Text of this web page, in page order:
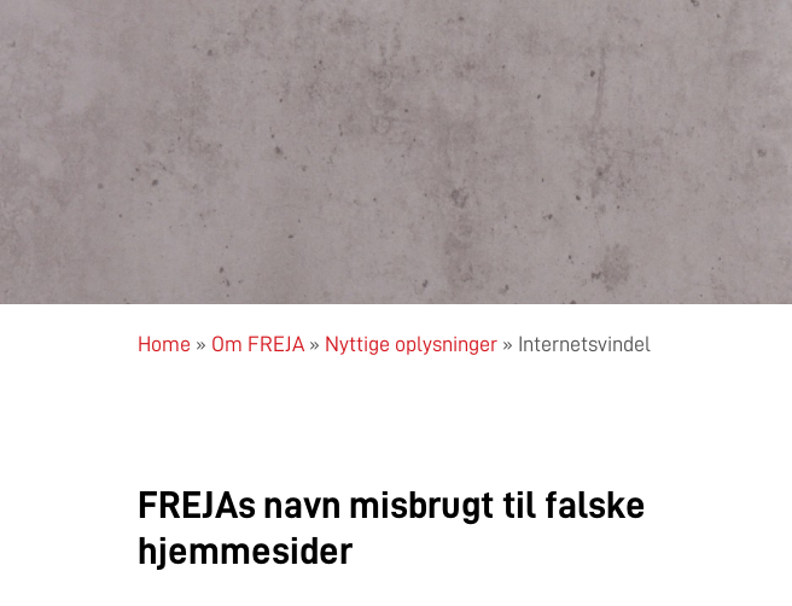
Home » Om FREJA » Nyttige oplysninger » Internetsvindel
FREJAs navn misbrugt til falske
hjemmesider